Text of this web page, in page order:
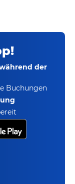
der
Buchungen